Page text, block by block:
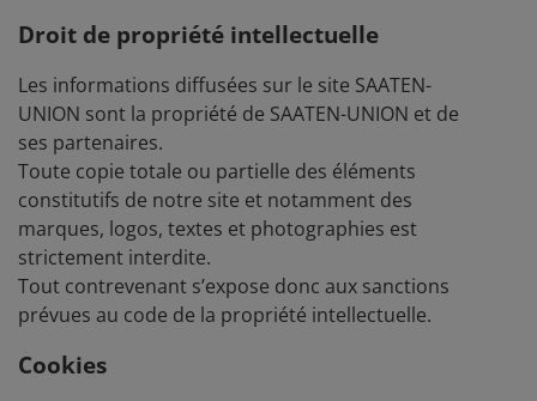
Droit de propriété intellectuelle
Les informations diffusées sur le site SAATEN-
UNION sont la propriété de SAATEN-UNION et de
ses partenaires.
Toute copie totale ou partielle des éléments
constitutifs de notre site et notamment des
marques, logos, textes et photographies est
strictement interdite.
Tout contrevenant s’expose donc aux sanctions
prévues au code de la propriété intellectuelle.
Cookies